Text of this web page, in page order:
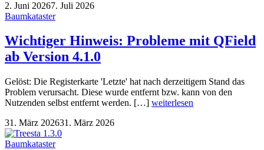
2. Juni 20267. Juli 2026
Baumkataster
Wichtiger Hinweis: Probleme mit QField
ab Version 4.1.0
Gelöst: Die Registerkarte 'Letzte' hat nach derzeitigem Stand das
Problem verursacht. Diese wurde entfernt bzw. kann von den
Nutzenden selbst entfernt werden. […] weiterlesen
31. März 202631. März 2026
Baumkataster